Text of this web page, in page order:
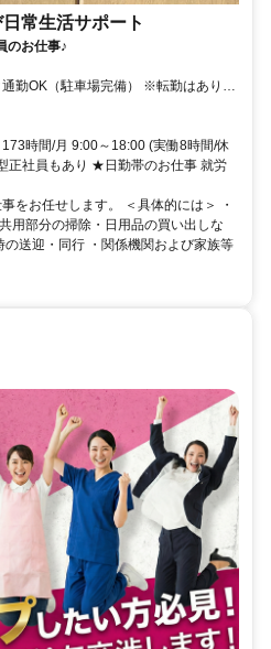
常生活サポート
のお仕事♪
勤OK（駐車場完備） ※転勤はありま
時間/月 9:00～18:00 (実働8時間/休
正社員もあり ★日勤帯のお仕事 就労
をお任せします。 ＜具体的には＞ ・
用部分の掃除・日用品の買い出しな
の送迎・同行 ・関係機関および家族等